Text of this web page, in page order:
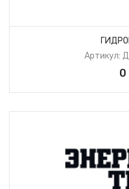
Артикул:
0